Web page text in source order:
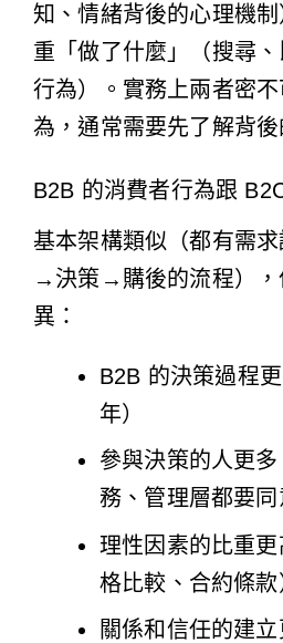
知、情緒背後的心理機
重「做了什麼」（搜尋
行為）。實務上兩者密
為，通常需要先了解背後
B2B 的消費者行為跟
基本架構類似（都有需
→決策→購後的流程），
異：
B2B 的決策過程
年）
參與決策的人更
務、管理層都要同
理性因素的比重
格比較、合約條款
關係和信任的建